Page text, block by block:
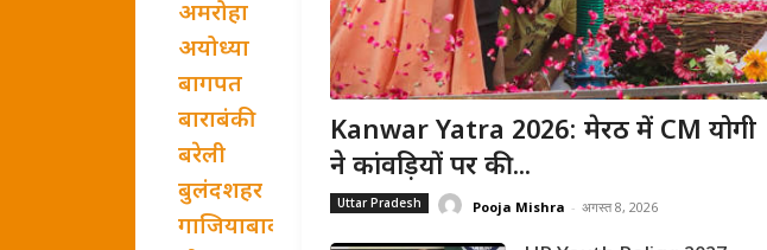
अमरोहा
अयोध्या
बागपत
बाराबंकी
बरेली
बुलंदशहर
गाजियाबाद
Kanwar Yatra 2026: मेरठ में CM योगी
ने कांवड़ियों पर की...
Uttar Pradesh Pooja Mishra - अगस्त 8, 2026